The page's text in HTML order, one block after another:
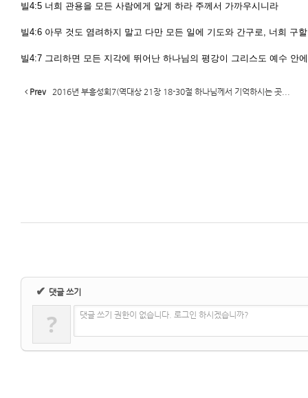
빌4:5 너희 관용을 모든 사람에게 알게 하라 주께서 가까우시니라
빌4:6 아무 것도 염려하지 말고 다만 모든 일에 기도와 간구로, 너희 구
빌4:7 그리하면 모든 지각에 뛰어난 하나님의 평강이 그리스도 예수 안
Prev 2016년 부흥성회7(역대상 21장 18-30절 하나님께서 기억하시는 곳...
✔ 댓글 쓰기
? 댓글 쓰기 권한이 없습니다. 로그인 하시겠습니까?